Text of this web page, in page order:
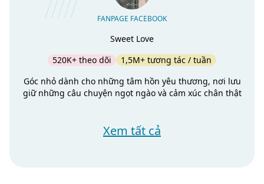
FANPAGE FACEBOOK
Sweet Love
520K+ theo dõi
1,5M+ tương tác / tuần
Góc nhỏ dành cho những tâm hồn yêu thương, nơi lưu
giữ những câu chuyện ngọt ngào và cảm xúc chân thật
Xem tất cả